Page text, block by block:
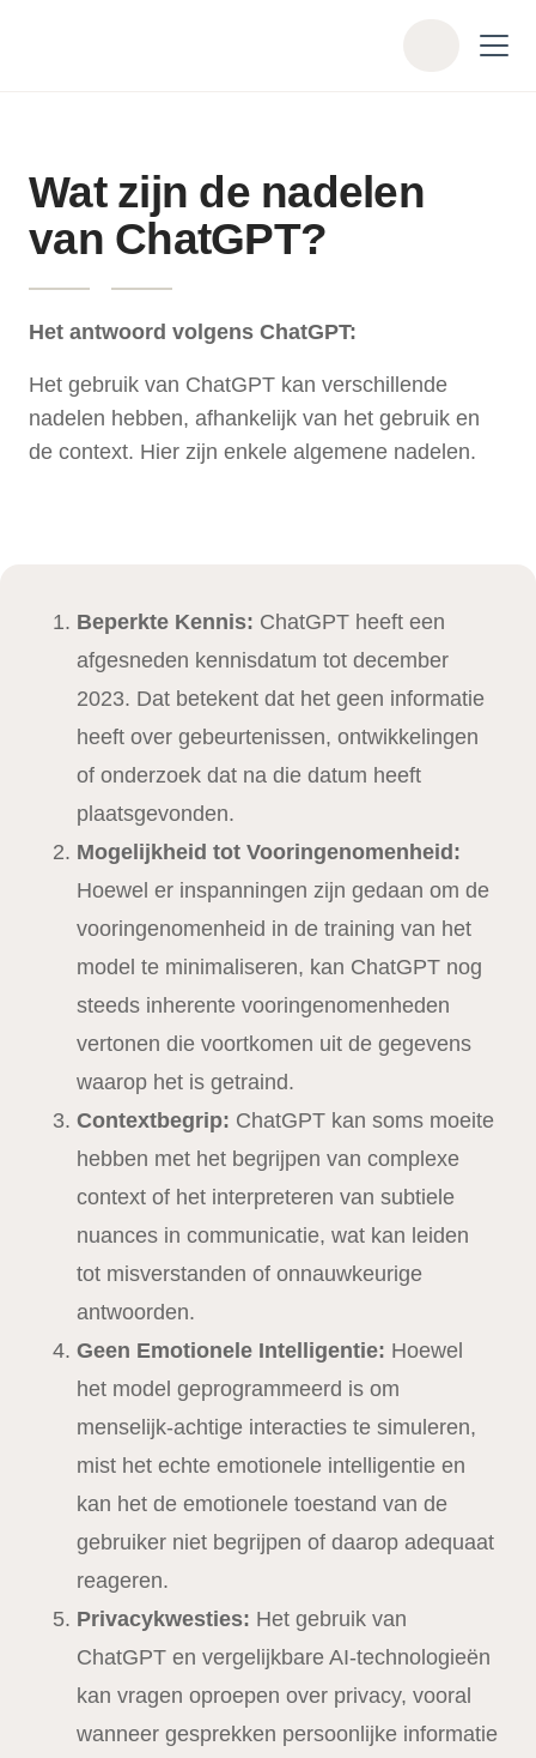
n
Wat zijn de nadelen
van ChatGPT?
Het antwoord volgens ChatGPT:
Het gebruik van ChatGPT kan verschillende
nadelen hebben, afhankelijk van het gebruik en
de context. Hier zijn enkele algemene nadelen.
Beperkte Kennis: ChatGPT heeft een
afgesneden kennisdatum tot december
2023. Dat betekent dat het geen informatie
heeft over gebeurtenissen, ontwikkelingen
of onderzoek dat na die datum heeft
plaatsgevonden.
Mogelijkheid tot Vooringenomenheid:
Hoewel er inspanningen zijn gedaan om de
vooringenomenheid in de training van het
model te minimaliseren, kan ChatGPT nog
steeds inherente vooringenomenheden
vertonen die voortkomen uit de gegevens
waarop het is getraind.
Contextbegrip: ChatGPT kan soms moeite
hebben met het begrijpen van complexe
context of het interpreteren van subtiele
nuances in communicatie, wat kan leiden
tot misverstanden of onnauwkeurige
antwoorden.
Geen Emotionele Intelligentie: Hoewel
het model geprogrammeerd is om
menselijk-achtige interacties te simuleren,
mist het echte emotionele intelligentie en
kan het de emotionele toestand van de
gebruiker niet begrijpen of daarop adequaat
reageren.
Privacykwesties: Het gebruik van
ChatGPT en vergelijkbare AI-technologieën
kan vragen oproepen over privacy, vooral
wanneer gesprekken persoonlijke informatie